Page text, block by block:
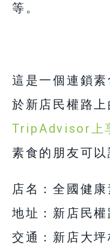
等。
這是一個連鎖
於新店民權路
TripAdvisor上
素食的朋友可以
店名：全國健
地址：新店民
交通：新店大